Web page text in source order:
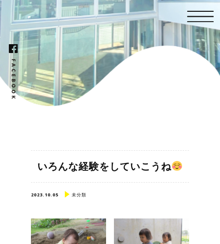
いろんな経験をしていこうね
2023.10.05 未分類